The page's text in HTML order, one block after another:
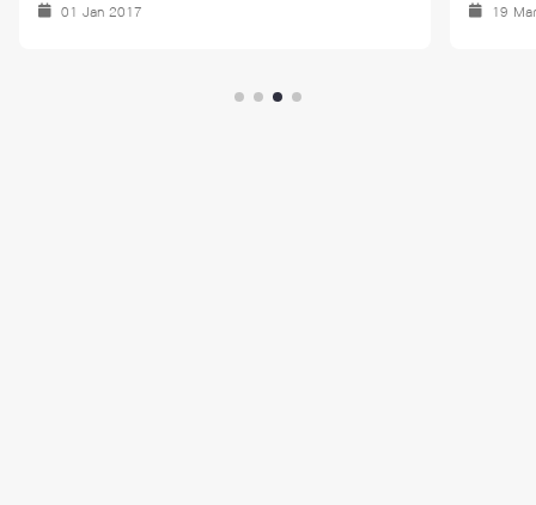
01 Jan 2017
19